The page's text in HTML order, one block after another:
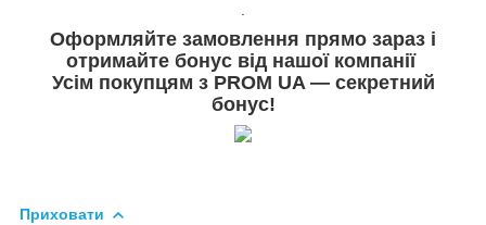
Оформляйте замовлення прямо зараз і
отримайте бонус від нашої компанії
Усім покупцям з PROM UA — секретний
бонус!
Приховати